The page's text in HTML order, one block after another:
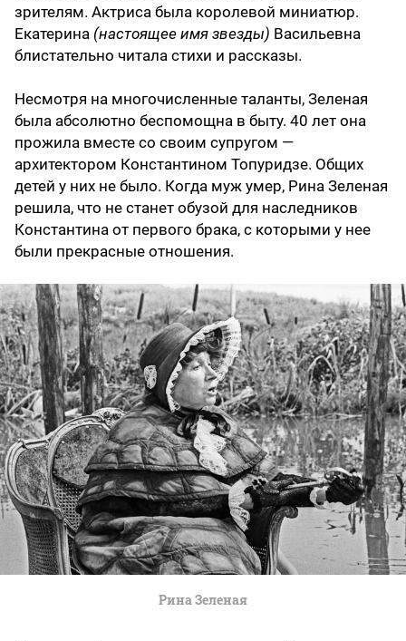
зрителям. Актриса была королевой миниатюр.
Екатерина (настоящее имя звезды) Васильевна
блистательно читала стихи и рассказы.
Несмотря на многочисленные таланты, Зеленая
была абсолютно беспомощна в быту. 40 лет она
прожила вместе со своим супругом —
архитектором Константином Топуридзе. Общих
детей у них не было. Когда муж умер, Рина Зеленая
решила, что не станет обузой для наследников
Константина от первого брака, с которыми у нее
были прекрасные отношения.
Рина Зеленая